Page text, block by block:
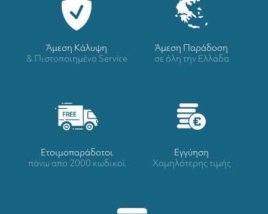
Άμεση Κάλυψη
& Πιστοποιημένο Service
Άμεση Παράδοση
σε όλη την Ελλάδα
Ετοιμοπαράδοτοι
πάνω απο 2000 κωδικοί
Eγγύηση
Χαμηλότερης τιμής